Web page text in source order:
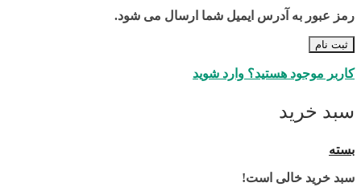
رمز عبور به آدرس ایمیل شما ارسال می شود.
ثبت نام
کاربر موجود هستید؟ وارد شوید
سبد خرید
بسته
سبد خرید خالی است!